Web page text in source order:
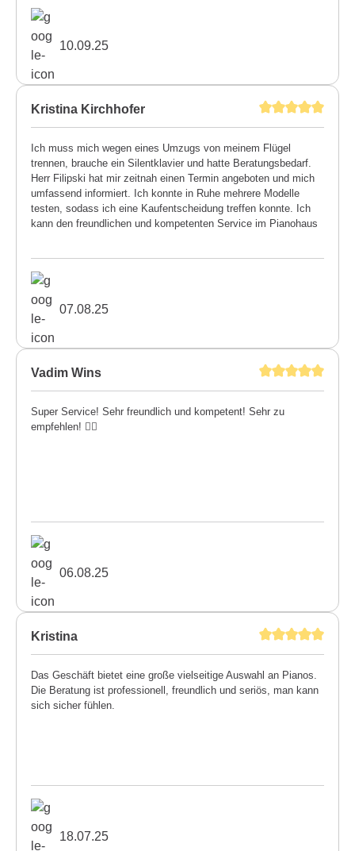
10.09.25
Kristina Kirchhofer
Ich muss mich wegen eines Umzugs von meinem Flügel
trennen, brauche ein Silentklavier und hatte Beratungsbedarf.
Herr Filipski hat mir zeitnah einen Termin angeboten und mich
umfassend informiert. Ich konnte in Ruhe mehrere Modelle
testen, sodass ich eine Kaufentscheidung treffen konnte. Ich
kann den freundlichen und kompetenten Service im Pianohaus
07.08.25
Vadim Wins
Super Service! Sehr freundlich und kompetent! Sehr zu
empfehlen! 👍🏼
06.08.25
Kristina
Das Geschäft bietet eine große vielseitige Auswahl an Pianos.
Die Beratung ist professionell, freundlich und seriös, man kann
sich sicher fühlen.
18.07.25